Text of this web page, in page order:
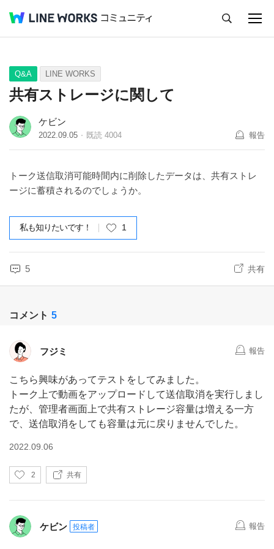
Q&A Tips Ideas
Q&A LINE WORKS
共有ストレージに関して
ケビン
2022.09.05 既読 4004 報告
トーク送信取消可能時間内に削除したデータは、共有ストレ
ージに蓄積されるのでしょうか。
私も知りたいです！ 1
5 共有
コメント 5
フジミ 報告
こちら興味があってテストをしてみました。
トーク上で動画をアップロードして送信取消を実行しまし
たが、管理者画面上で共有ストレージ容量は増える一方
で、送信取消をしても容量は元に戻りませんでした。
2022.09.06
い
2 共有
ケビン 投稿者 報告